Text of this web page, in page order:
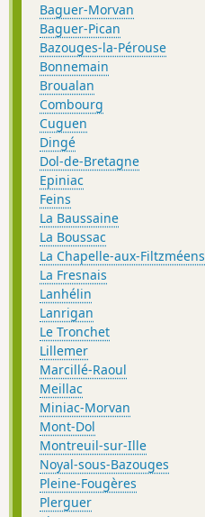
Baguer-Morvan
Baguer-Pican
Bazouges-la-Pérouse
Bonnemain
Broualan
Combourg
Cuguen
Dingé
Dol-de-Bretagne
Epiniac
Feins
La Baussaine
La Boussac
La Chapelle-aux-Filtzméens
La Fresnais
Lanhélin
Lanrigan
Le Tronchet
Lillemer
Marcillé-Raoul
Meillac
Miniac-Morvan
Mont-Dol
Montreuil-sur-Ille
Noyal-sous-Bazouges
Pleine-Fougères
Plerguer